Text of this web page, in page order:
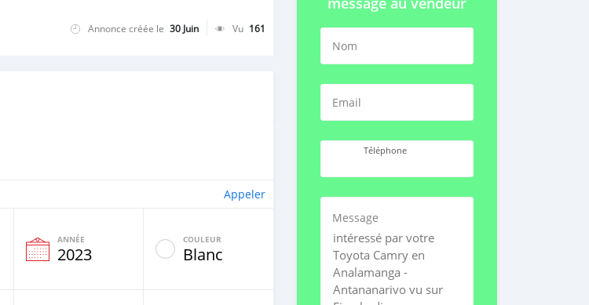
Annonce créée le 30 Juin Vu 161
Appeler
ANNÉE
2023
COULEUR
Blanc
Nom
Email
Téléphone
Message